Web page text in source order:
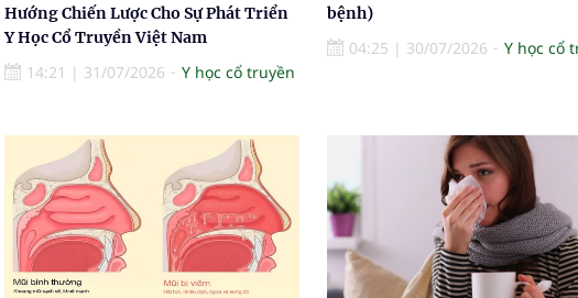
Hướng Chiến Lược Cho Sự Phát Triển
Y Học Cổ Truyền Việt Nam
14:21 | 31/07/2026 Y học cổ truyền
bệnh)
04:25 | 30/07/2026 Y học cổ